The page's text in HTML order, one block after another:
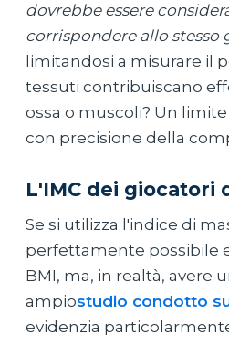
dovrebbe essere
corrispondere allo stesso
limitandosi a misurare il
tessuti contribuiscano
ossa o muscoli? Un
con precisione della
L'IMC dei giocatori
Se si utilizza l'indice di
perfettamente possibile
BMI, ma, in realtà, avere
ampiostudio condotto
evidenzia